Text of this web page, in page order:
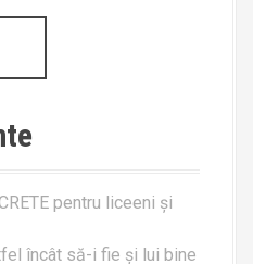
pentru liceeni și
încât să-i fie și lui bine